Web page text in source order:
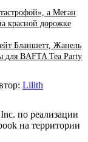
а Меган
красной дорожке
Бланшетт, Жанель
для BAFTA Tea Party
Lilith
по реализации
на территории